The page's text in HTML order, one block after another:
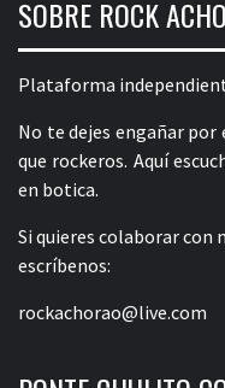
SOBRE ROCK
Plataforma
No te dejes engañar
que rockeros. Aquí
en botica.
Si quieres colaborar
escríbenos:
rockachorao@live.com